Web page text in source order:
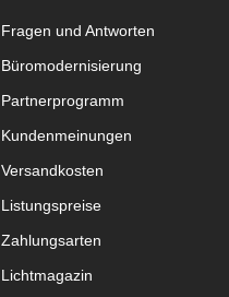
Fragen und Antworten
Büromodernisierung
Partnerprogramm
Kundenmeinungen
Versandkosten
Listungspreise
Zahlungsarten
Lichtmagazin